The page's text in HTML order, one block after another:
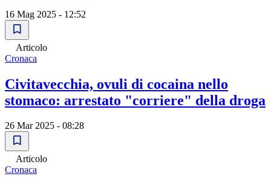
16 Mag 2025 - 12:52
Articolo
Cronaca
Civitavecchia, ovuli di cocaina nello
stomaco: arrestato "corriere" della droga
26 Mar 2025 - 08:28
Articolo
Cronaca